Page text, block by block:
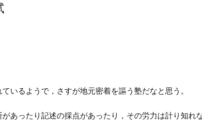
いるようで，さすが地元密着を謳う塾だなと思う。
あったり記述の採点があったり，その労力は計り知れな